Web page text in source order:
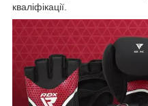
кваліфікації.